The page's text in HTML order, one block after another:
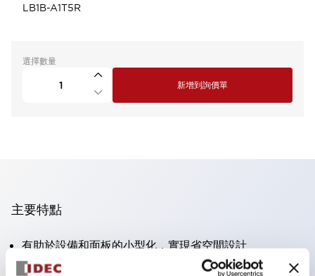
LB1B-A1T5R
選擇數量
新增到詢價單
主要特點
有助於設備和面板的小型化，實現省空間設計
支持分離型／一體板型